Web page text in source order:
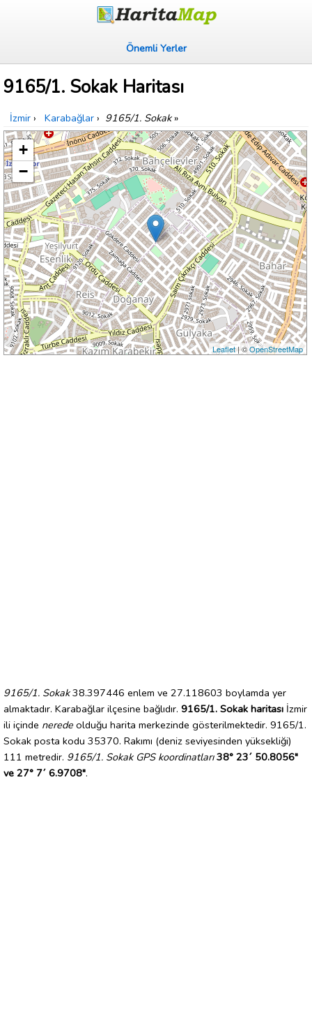
Önemli Yerler
9165/1. Sokak Haritası
İzmir › Karabağlar › 9165/1. Sokak»
+
−
Leaflet| ©OpenStreetMap
9165/1. Sokak38.397446 enlem ve 27.118603 boylamda yer
almaktadır. Karabağlar ilçesine bağlıdır. 9165/1. Sokak haritası İzmir
ili içinde nerede olduğu harita merkezinde gösterilmektedir. 9165/1.
Sokak posta kodu 35370. Rakımı (deniz seviyesinden yüksekliği)
111 metredir. 9165/1. Sokak GPS koordinatları 38° 23´ 50.8056"
ve 27° 7´ 6.9708".